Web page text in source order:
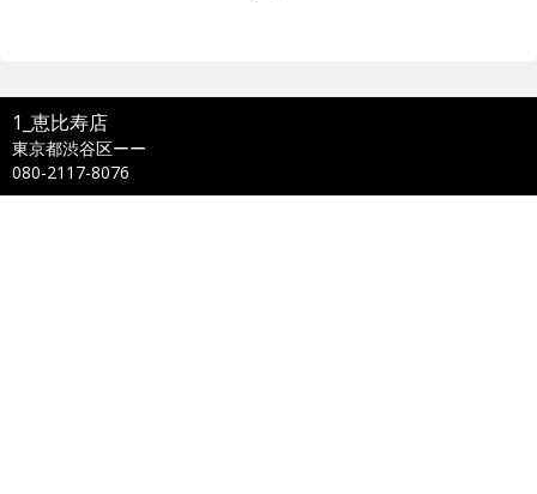
1_恵比寿店
東京都渋谷区ーー
080-2117-8076